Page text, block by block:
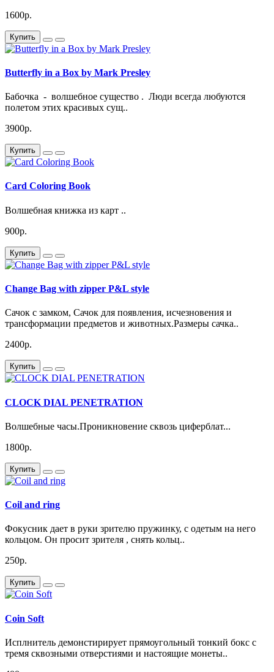
1600р.
Купить
Butterfly in a Box by Mark Presley
Бабочка - волшебное существо . Люди всегда любуются
полетом этих красивых сущ..
3900р.
Купить
Card Coloring Book
Волшебная книжка из карт ..
900р.
Купить
Change Bag with zipper P&L style
Сачок с замком, Сачок для появления, исчезновения и
трансформации предметов и животных.Размеры сачка..
2400р.
Купить
CLOCK DIAL PENETRATION
Волшебные часы.Проникновение сквозь циферблат...
1800р.
Купить
Coil and ring
Фокусник дает в руки зрителю пружинку, с одетым на него
кольцом. Он просит зрителя , снять кольц..
250р.
Купить
Coin Soft
Исплнитель демонстирирует прямоугольный тонкий бокс с
тремя сквозными отверстиями и настоящие монеты..